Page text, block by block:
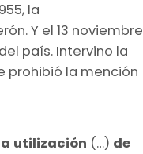
la
Y el 13 noviembre
país. Intervino la
prohibió la mención
utilización (…) de